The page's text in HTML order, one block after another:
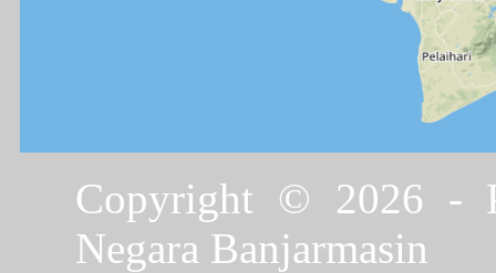
Copyright © 2026 -
Negara Banjarmasin